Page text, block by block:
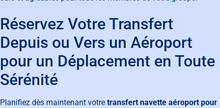
Réservez Votre Transfert
Depuis ou Vers un Aéroport
pour un Déplacement en Toute
Sérénité
Planifiez dès maintenant votre transfert navette aéroport pour